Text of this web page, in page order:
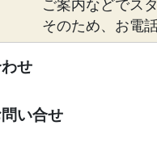
ご案内などでス
そのため、お電
せ
い合せ